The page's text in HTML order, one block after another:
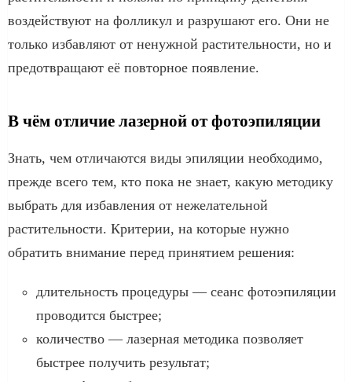
воздействуют на фолликул и разрушают его. Они не
только избавляют от ненужной растительности, но и
предотвращают её повторное появление.
В чём отличие лазерной от фотоэпиляции
Знать, чем отличаются виды эпиляции необходимо,
прежде всего тем, кто пока не знает, какую методику
выбрать для избавления от нежелательной
растительности. Критерии, на которые нужно
обратить внимание перед принятием решения:
длительность процедуры — сеанс фотоэпиляции
проводится быстрее;
количество — лазерная методика позволяет
быстрее получить результат;